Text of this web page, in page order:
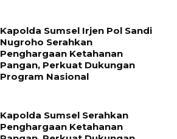
Kapolda Sumsel Irjen Pol Sandi
Nugroho Serahkan
Penghargaan Ketahanan
Pangan, Perkuat Dukungan
Program Nasional
Kapolda Sumsel Serahkan
Penghargaan Ketahanan